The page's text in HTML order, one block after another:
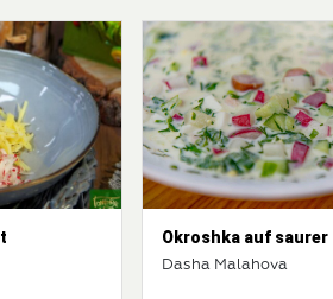
Okroshka auf saurer
Dasha Malahova